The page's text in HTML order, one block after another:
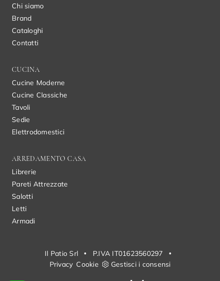
Chi siamo
Brand
Cataloghi
Contatti
CUCINA
Cucine Moderne
Cucine Classiche
Tavoli
Sedie
Elettrodomestici
ARREDAMENTO CASA
Librerie
Pareti Attrezzate
Salotti
Letti
Armadi
Il Patio Srl • P.IVA IT01623560297
•
Privacy Cookie Gestisci i consensi